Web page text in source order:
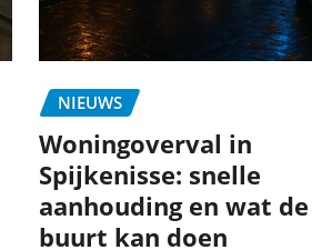
NIEUWS
Woningoverval in
Spijkenisse: snelle
aanhouding en wat de
buurt kan doen